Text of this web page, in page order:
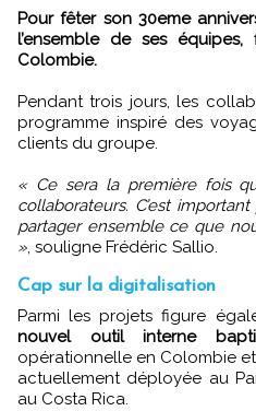
Pour fêter son 30eme anniversaire, Tucaya Travel réunira
l’ensemble de ses
Colombie.
Pendant trois jours, les
programme inspiré des
clients du groupe.
« Ce sera la première fois
collaborateurs. C’est
partager ensemble ce que
», souligne Frédéric Sallio.
Cap sur la digitalisation
Parmi les projets figure
nouvel outil interne
opérationnelle en Colombie
actuellement déployée au
au Costa Rica.